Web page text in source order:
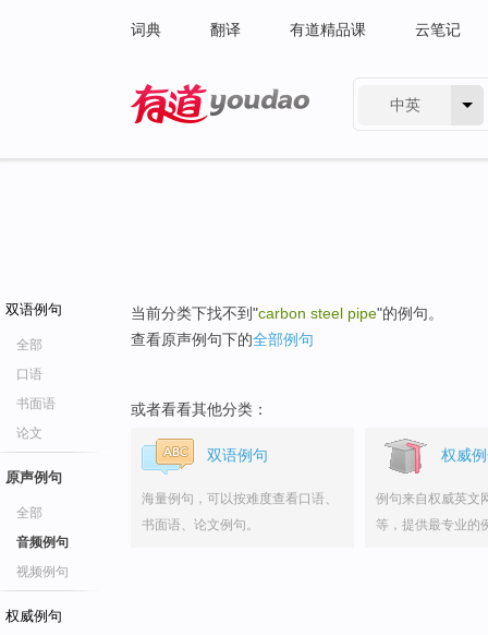
词典 翻译 有道精品课 云笔记
中英
双语例句
全部
口语
书面语
论文
原声例句
全部
音频例句
视频例句
权威例句
当前分类下找不到"carbon steel pipe"的例句。
查看原声例句下的全部例句
或者看看其他分类：
双语例句
海量例句，可以按难度查看口语、
书面语、论文例句。
权威
例句来自权威英文
等，提供最专业的